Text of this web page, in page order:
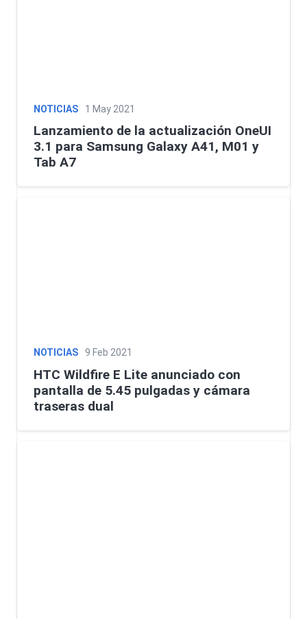
NOTICIAS 1 May 2021
Lanzamiento de la actualización OneUI
3.1 para Samsung Galaxy A41, M01 y
Tab A7
NOTICIAS 9 Feb 2021
HTC Wildfire E Lite anunciado con
pantalla de 5.45 pulgadas y cámara
traseras dual